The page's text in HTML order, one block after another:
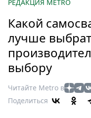
Мир
Здоровье
Еда
Туризм
Мода
Театр
РЕДАКЦИЯ METRO
Какой
лучше
выбору
Читайте Metro в
Поделиться